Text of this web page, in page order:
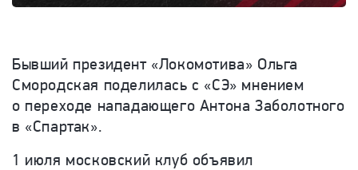
Бывший президент «Локомотива» Ольга
Смородская поделилась с «СЭ» мнением
о переходе нападающего Антона Заболотного
в «Спартак».
1 июля московский клуб объявил